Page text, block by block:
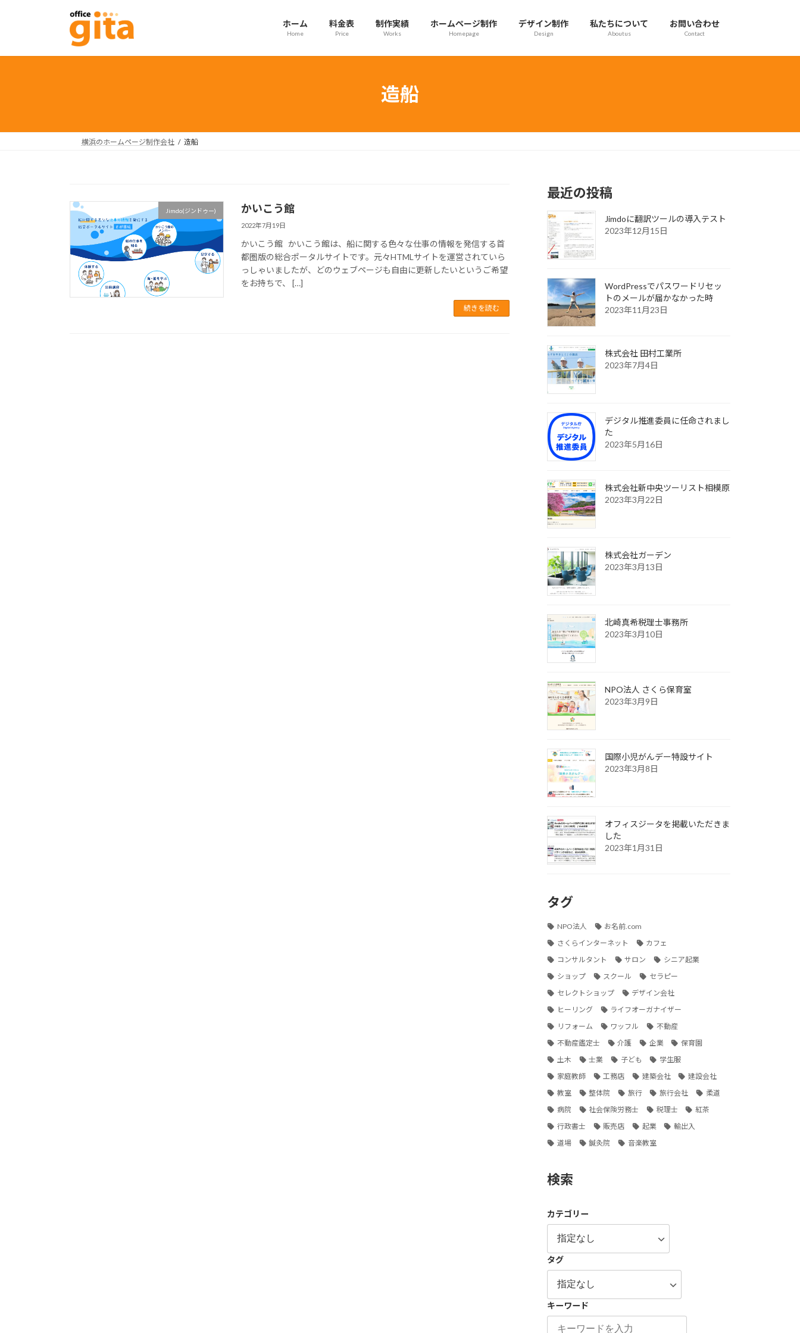
プ
動
ホーム
Home
料金表
Price
制作実績
Works
ホームページ制作
Homepage
デザイン制作
Design
私たちについて
Aboutus
お問い合わせ
Contact
造船
横浜のホームページ制作会社 造船
Jimdo(ジンドゥー) かいこう館
2022年7月19日
かいこう館 かいこう館は、船に関する色々な仕事の情報を発信する首
都圏版の総合ポータルサイトです。元々HTMLサイトを運営されていら
っしゃいましたが、どのウェブページも自由に更新したいというご希望
をお持ちで、 […]
続きを読む
最近の投稿
Jimdoに翻訳ツールの導入テスト
2023年12月15日
WordPressでパスワードリセッ
トのメールが届かなかった時
2023年11月23日
株式会社 田村工業所
2023年7月4日
デジタル推進委員に任命されまし
た
2023年5月16日
株式会社新中央ツーリスト相模原
2023年3月22日
株式会社ガーデン
2023年3月13日
北崎真希税理士事務所
2023年3月10日
NPO法人 さくら保育室
2023年3月9日
国際小児がんデー特設サイト
2023年3月8日
オフィスジータを掲載いただきま
した
2023年1月31日
タグ
NPO法人
お名前.com
さくらインターネット
カフェ
コンサルタント
サロン
シニア起業
ショップ
スクール
セラピー
セレクトショップ
デザイン会社
ヒーリング
ライフオーガナイザー
リフォーム
ワッフル
不動産
不動産鑑定士
介護 企業
保育園
土木
士業 子ども
学生服
家庭教師
工務店 建築会社
建設会社
教室
整体院 旅行 旅行会社
柔道
病院
社会保険労務士 税理士
紅茶
行政書士
販売店 起業
輸出入
道場
鍼灸院 音楽教室
検索
カテゴリー
タグ
キーワード